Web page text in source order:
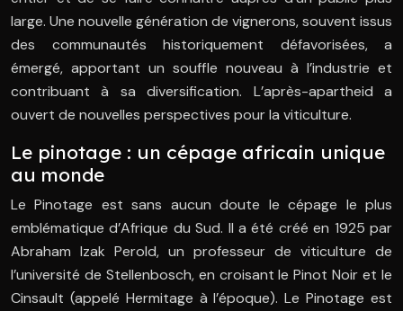
large. Une nouvelle génération de vignerons, souvent issus
des communautés historiquement défavorisées, a
émergé, apportant un souffle nouveau à l’industrie et
contribuant à sa diversification. L’après-apartheid a
ouvert de nouvelles perspectives pour la viticulture.
Le pinotage : un cépage africain unique
au monde
Le Pinotage est sans aucun doute le cépage le plus
emblématique d’Afrique du Sud. Il a été créé en 1925 par
Abraham Izak Perold, un professeur de viticulture de
l’université de Stellenbosch, en croisant le Pinot Noir et le
Cinsault (appelé Hermitage à l’époque). Le Pinotage est